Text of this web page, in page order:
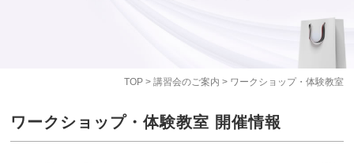
TOP> 講習会のご案内 > ワークショップ・体験教室
ワークショップ・体験教室 開催情報